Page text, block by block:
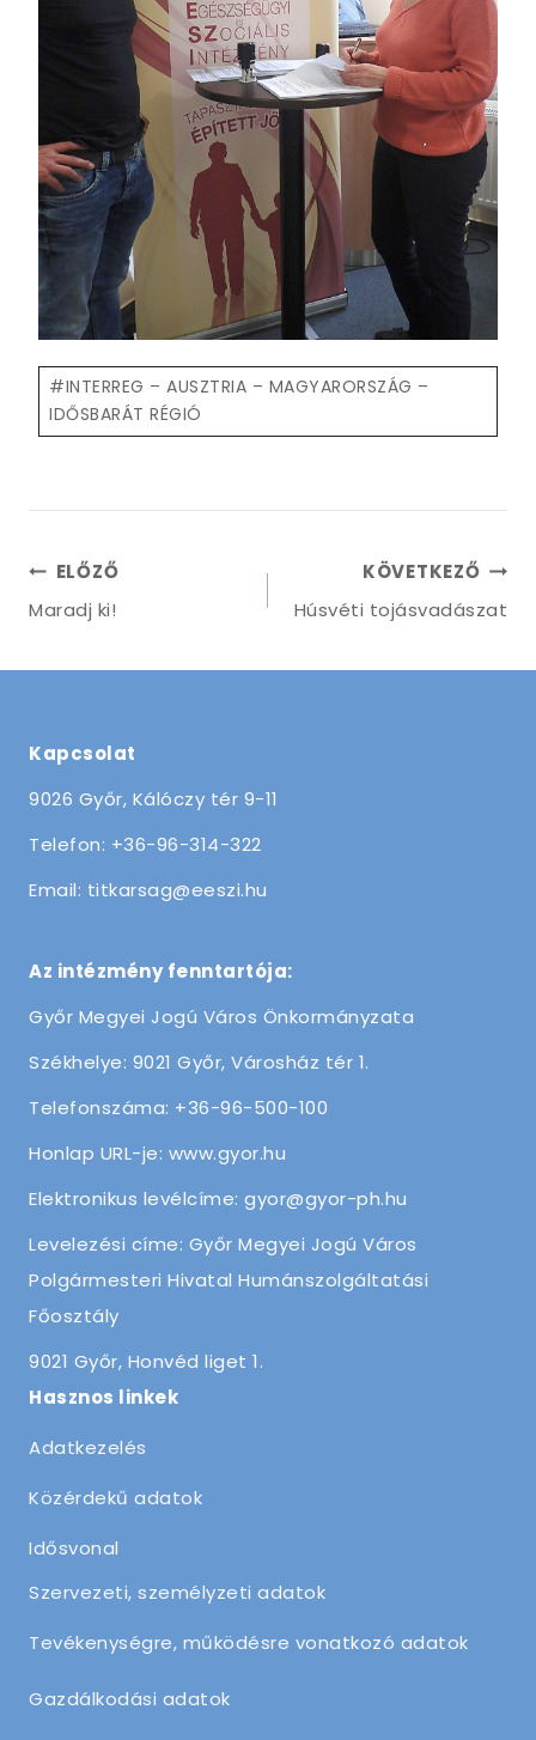
Post
Tags:
#INTERREG – AUSZTRIA – MAGYARORSZÁG –
IDŐSBARÁT RÉGIÓ
Bejegyzés
navigáció
ELŐZŐ
Maradj ki!
KÖVETKEZŐ
Húsvéti tojásvadászat
Kapcsolat
9026 Győr, Kálóczy tér 9-11
Telefon: +36-96-314-322
Email: titkarsag@eeszi.hu
Az intézmény fenntartója:
Győr Megyei Jogú Város Önkormányzata
Székhelye: 9021 Győr, Városház tér 1.
Telefonszáma: +36-96-500-100
Honlap URL-je: www.gyor.hu
Elektronikus levélcíme: gyor@gyor-ph.hu
Levelezési címe: Győr Megyei Jogú Város
Polgármesteri Hivatal Humánszolgáltatási
Főosztály
9021 Győr, Honvéd liget 1.
Hasznos linkek
Adatkezelés
Közérdekű adatok
Idősvonal
Szervezeti, személyzeti adatok
Tevékenységre, működésre vonatkozó adatok
Gazdálkodási adatok